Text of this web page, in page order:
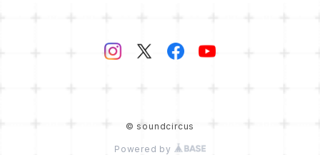
© soundcircus
Powered by